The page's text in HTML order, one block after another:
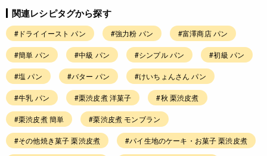
関連レシピタグから探す
#ドライイースト パン #強力粉 パン #富澤商店 パン
#簡単 パン #中級 パン #シンプル パン #初級 パン
#塩 パン #バター パン #けいちょんさん パン
#牛乳 パン #栗渋皮煮 洋菓子 #秋 栗渋皮煮
#栗渋皮煮 簡単 #栗渋皮煮 モンブラン
#その他焼き菓子 栗渋皮煮 #パイ生地のケーキ・お菓子 栗渋皮煮